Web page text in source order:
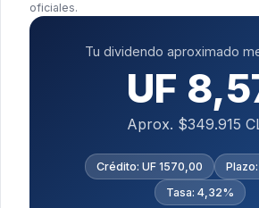
oficiales.
Tu dividendo aproximado
UF
Aprox. $349.915
Crédito: UF 1570,00
Tasa: 4,32%